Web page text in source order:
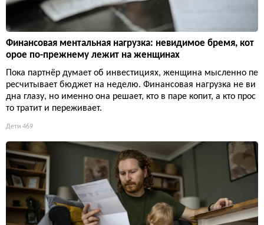
Финансовая ментальная нагрузка: невидимое бремя, кот
орое по-прежнему лежит на женщинах
Пока партнёр думает об инвестициях, женщина мысленно пе
ресчитывает бюджет на неделю. Финансовая нагрузка не ви
дна глазу, но именно она решает, кто в паре копит, а кто прос
то тратит и переживает.
Дети 469